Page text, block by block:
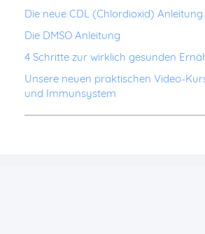
Die neue CDL (Chlordioxid) Anleitung
Die DMSO Anleitung
4 Schritte zur wirklich gesunden
Unsere neuen praktischen Video-
und Immunsystem